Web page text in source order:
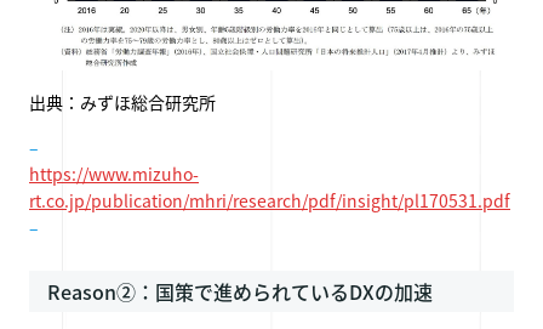
出典：みずほ総合研究所
–
https://www.mizuho-
rt.co.jp/publication/mhri/research/pdf/insight/pl170531.pdf
–
Reason②：国策で進められているDXの加速